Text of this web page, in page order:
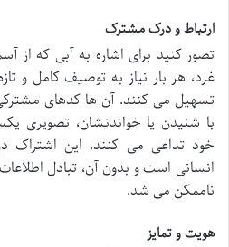
ارتباط و درک مشترک
تصور کنید برای اشاره به آبی که از
غرد، هر بار نیاز به توصیف کامل و
تسهیل می کنند. آن ها کدهای
با شنیدن یا خواندنشان، تصویری
خود تداعی می کنند. این اشتراک
انسانی است و بدون آن، تبادل
ناممکن می شد.
هویت و تمایز